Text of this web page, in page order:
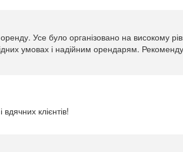
Усе було організовано на високому
умовах і надійним орендарям.
клієнтів!